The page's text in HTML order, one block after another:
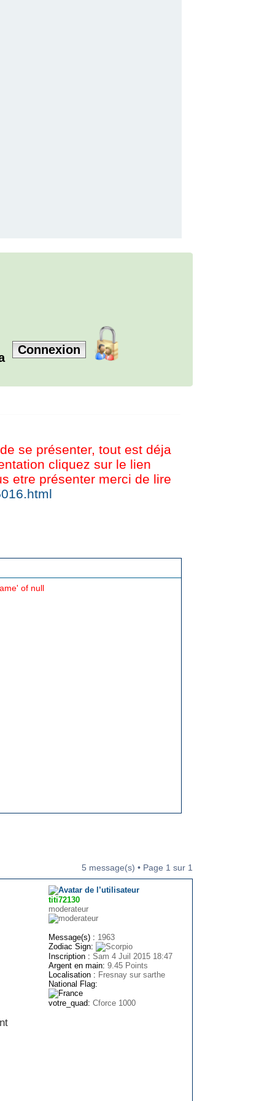
Connexion
se présenter, tout est déja
cliquez sur le lien
etre présenter merci de lire
of null
5 message(s) • Page 1 sur 1
titi72130
moderateur
Message(s) : 1963
Zodiac Sign:
Inscription : Sam 4 Juil 2015 18:47
Argent en main: 9.45 Points
Localisation : Fresnay sur sarthe
National Flag:
votre_quad: Cforce 1000